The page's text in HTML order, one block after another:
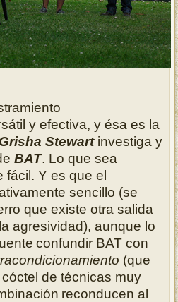
y efectiva, y ésa es la
Grisha Stewartinvestiga y
BAT. Loque sea
fácil. Y es que el
sencillo (se
que existe otra salida
agresividad), aunque lo
confundir BAT con
(que
de técnicas muy
reconducen al